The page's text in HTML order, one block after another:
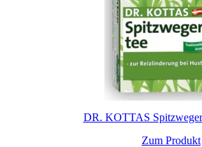
DR. KOTTAS
Zum Produkt